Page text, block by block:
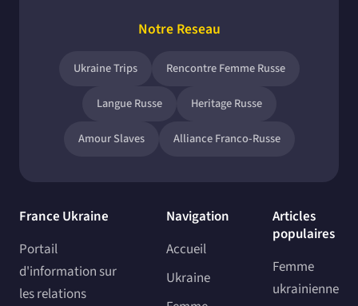
Notre Reseau
Ukraine Trips Rencontre Femme Russe
Langue Russe Heritage Russe
Amour Slaves Alliance Franco-Russe
France Ukraine
Portail
d'information sur
les relations
Navigation
Accueil
Ukraine
Articles
populaires
Femme
ukrainienne